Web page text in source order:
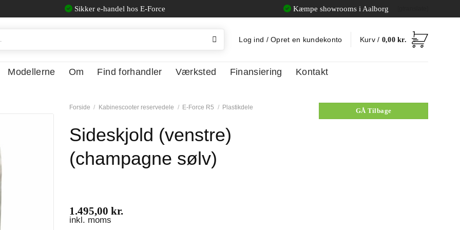
Sikker e-handel hos E-Force Kæmpe showrooms i Aalborg
Log ind / Opret en kundekonto Kurv / 0,00kr.
Modellerne Om Find forhandler Værksted Finansiering Kontakt
Forside / Kabinescooter reservedele / E-Force R5 / Plastikdele
Sideskjold (venstre)
(champagne sølv)
GÅ Tilbage
1.495,00 kr.
inkl. moms